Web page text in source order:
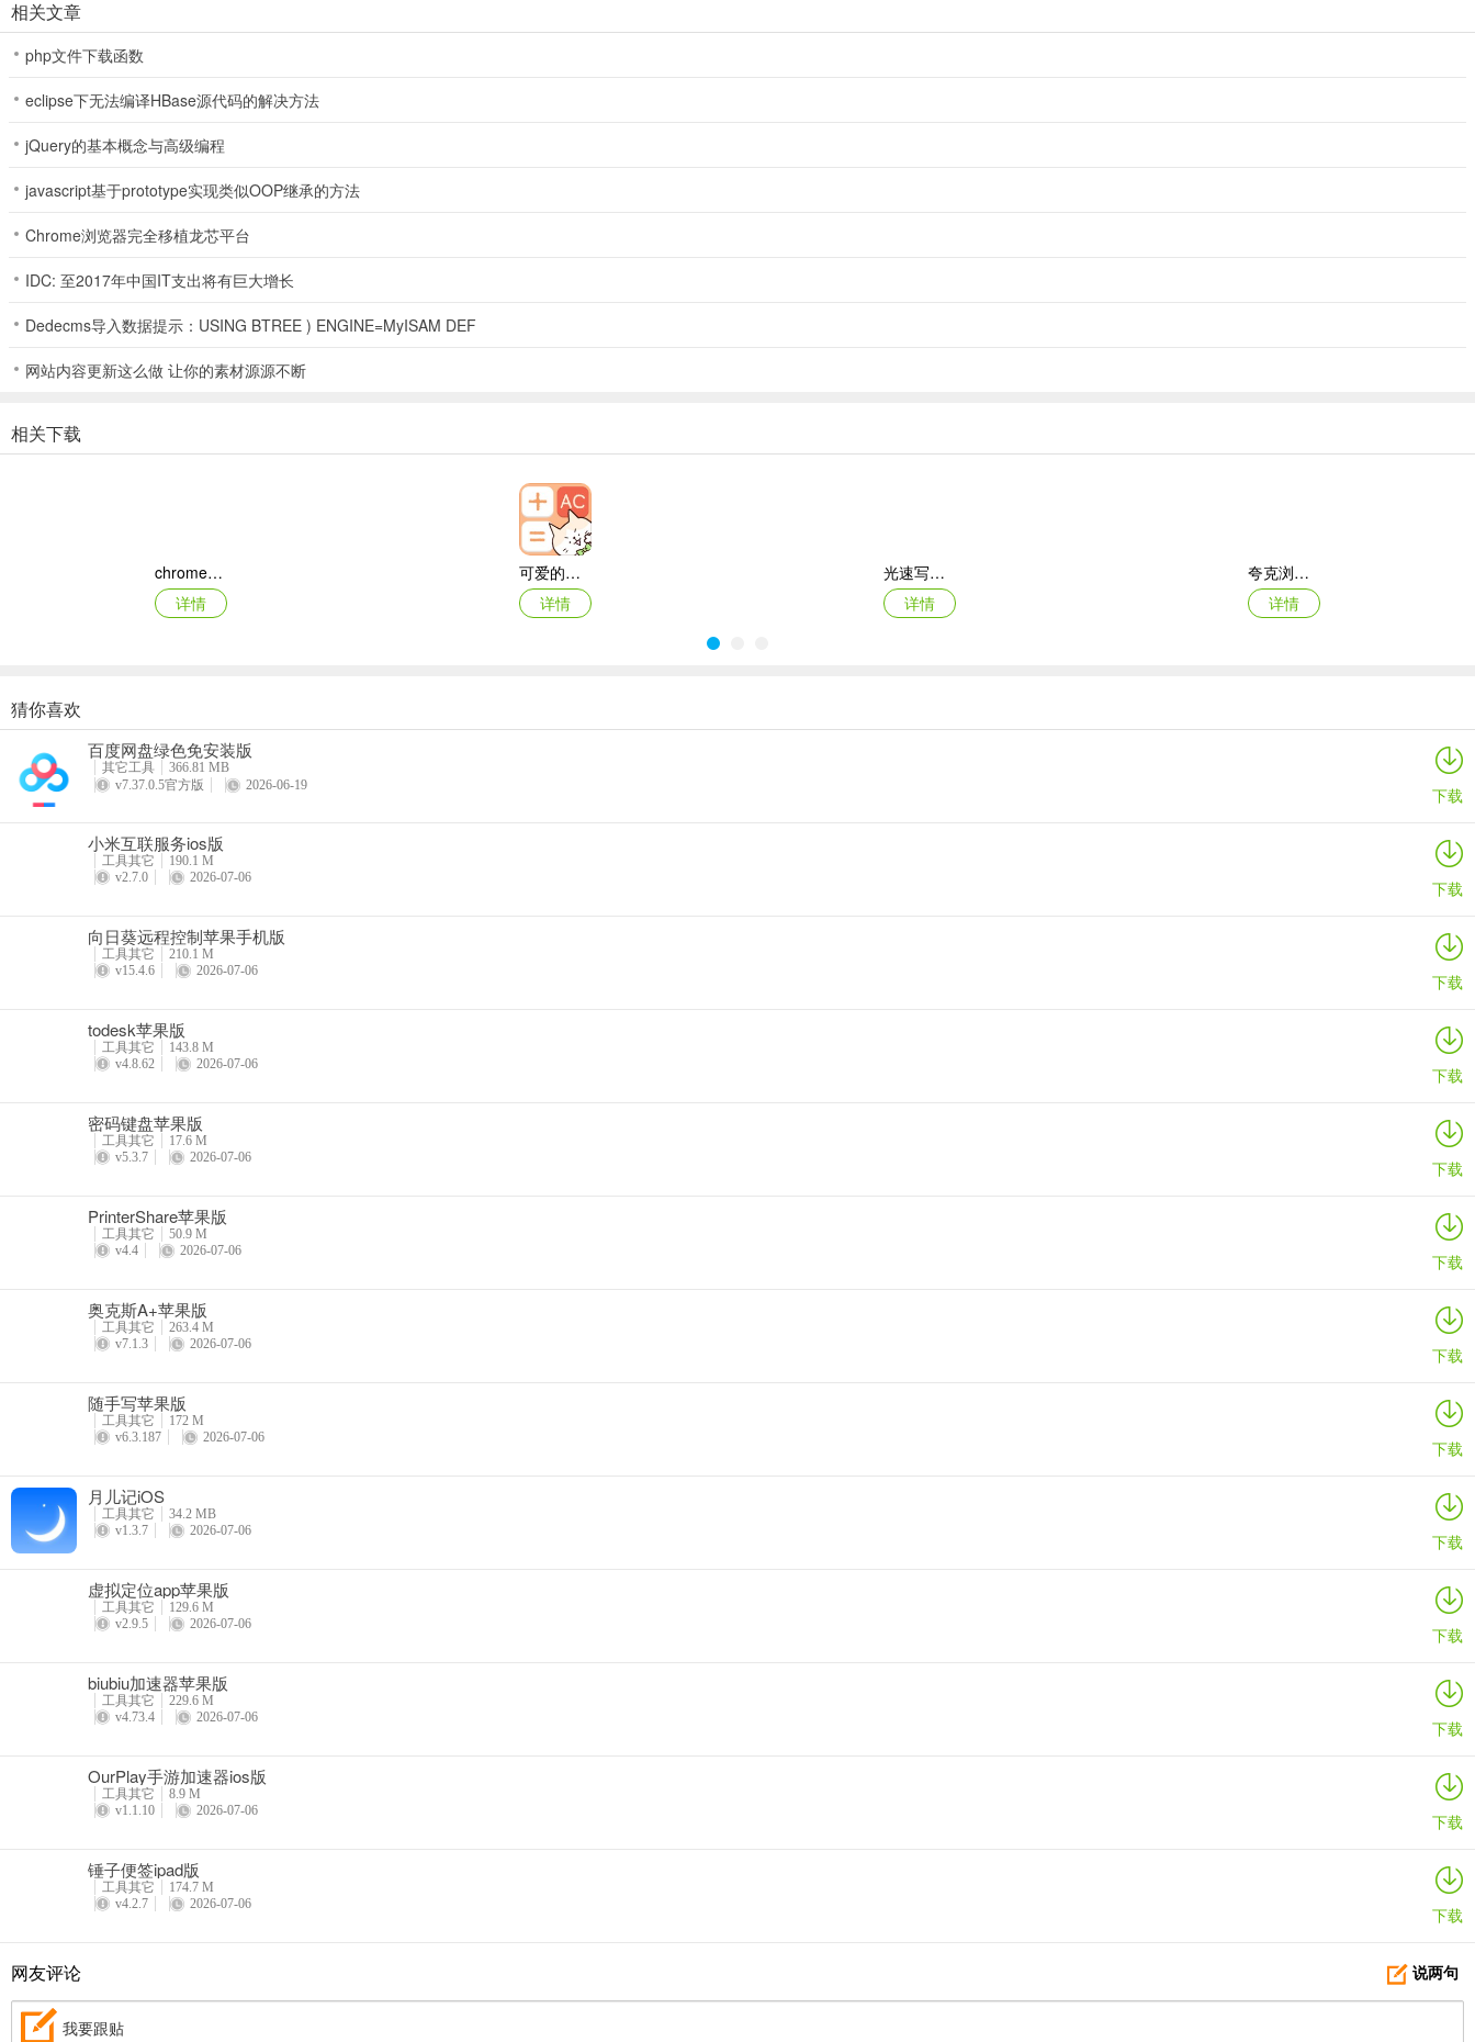
相关文章
php文件下载函数
eclipse下无法编译HBase源代码的解决方法
jQuery的基本概念与高级编程
javascript基于prototype实现类似OOP继承的方法
Chrome浏览器完全移植龙芯平台
IDC: 至2017年中国IT支出将有巨大增长
Dedecms导入数据提示：USING BTREE ) ENGINE=MyISAM DEF
网站内容更新这么做 让你的素材源源不断
相关下载
chrome苹果手机版
详情
可爱的计算器iOS
详情
光速写作苹果版
详情
夸克浏览器ipad版
详情
MT管理器苹果版
详情
海康智存苹果版
迅雷浏览器苹果版
海豚加速器苹果版
猜你喜欢
百度网盘绿色免安装版
其它工具
366.81 MB
v7.37.0.5官方版
2026-06-19 下载
小米互联服务ios版
工具其它
190.1 M
v2.7.0
2026-07-06 下载
向日葵远程控制苹果手机版
工具其它
210.1 M
v15.4.6
2026-07-06 下载
todesk苹果版
工具其它
143.8 M
v4.8.62
2026-07-06 下载
密码键盘苹果版
工具其它
17.6 M
v5.3.7
2026-07-06 下载
PrinterShare苹果版
工具其它
50.9 M
v4.4
2026-07-06 下载
奥克斯A+苹果版
工具其它
263.4 M
v7.1.3
2026-07-06 下载
随手写苹果版
工具其它
172 M
v6.3.187
2026-07-06 下载
月儿记iOS
工具其它
34.2 MB
v1.3.7
2026-07-06 下载
虚拟定位app苹果版
工具其它
129.6 M
v2.9.5
2026-07-06 下载
biubiu加速器苹果版
工具其它
229.6 M
v4.73.4
2026-07-06 下载
OurPlay手游加速器ios版
工具其它
8.9 M
v1.1.10
2026-07-06 下载
锤子便签ipad版
工具其它
174.7 M
v4.2.7
2026-07-06 下载
说两句
网友评论
我要跟贴